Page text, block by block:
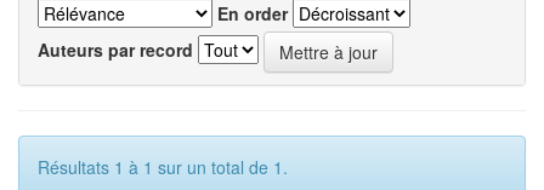
En order
Auteurs par record
Résultats 1 à 1 sur un total de 1.